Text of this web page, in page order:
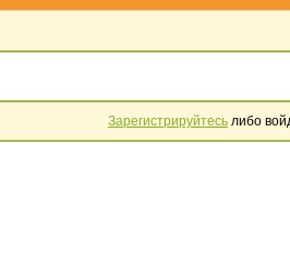
Зарегистрируйтесь либо